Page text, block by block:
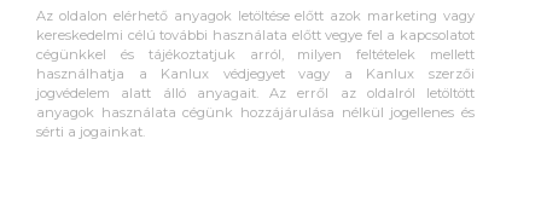
Az oldalon elérhető anyagok letöltése előtt azok marketing vagy
kereskedelmi célú további használata előtt vegye fel a kapcsolatot
cégünkkel és tájékoztatjuk arról, milyen feltételek mellett
használhatja a Kanlux védjegyet vagy a Kanlux szerzői
jogvédelem alatt álló anyagait. Az erről az oldalról letöltött
anyagok használata cégünk hozzájárulása nélkül jogellenes és
sérti a jogainkat.